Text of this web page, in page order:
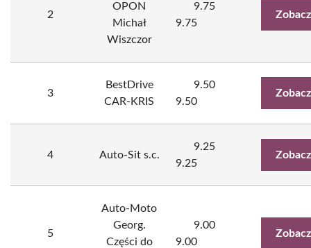
2
OPON
Michał
Wiszczor
9.75
9.75
3
BestDrive
CAR-KRIS
9.50
9.50
4 Auto-Sit s.c.
9.25
9.25
5
Auto-Moto
Georg.
Części do
9.00
9.00